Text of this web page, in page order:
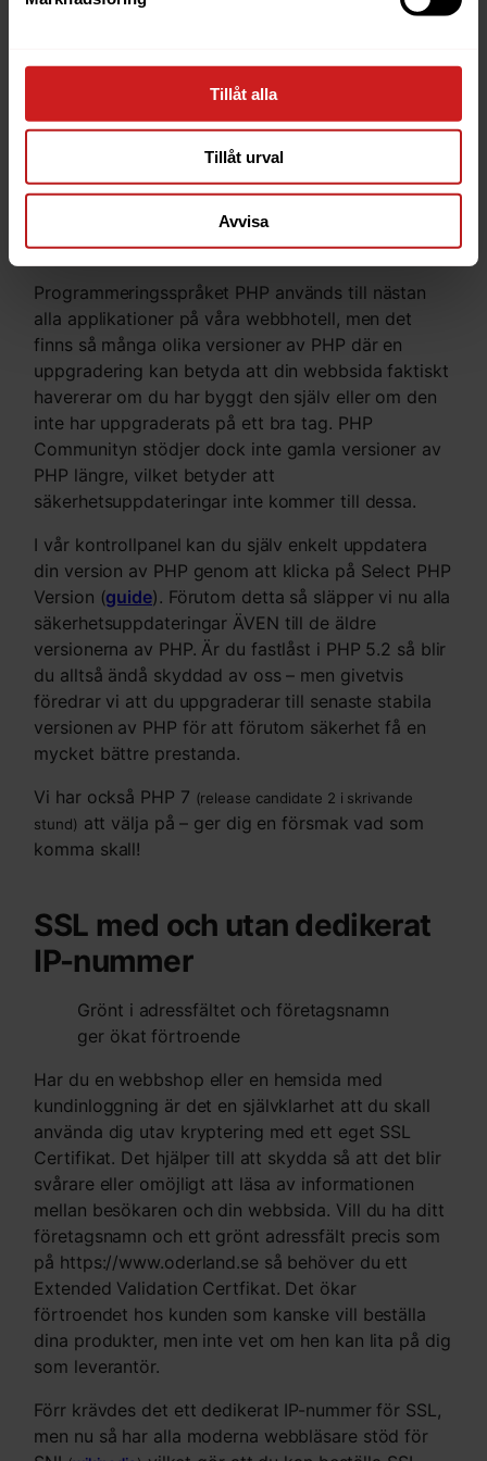
Tillåt alla
Tillåt urval
Avvisa
applikation. Det leder också till mindre support för
supportärenden!
Gamla PHP-versioner
skyddas av oss
End of Life? Men jag har ju
oscommerce…
Programmeringsspråket PHP används till nästan
alla applikationer på våra webbhotell, men det
finns så många olika versioner av PHP där en
uppgradering kan betyda att din webbsida faktiskt
havererar om du har byggt den själv eller om den
inte har uppgraderats på ett bra tag. PHP
Communityn stödjer dock inte gamla versioner av
PHP längre, vilket betyder att
säkerhetsuppdateringar inte kommer till dessa.
I vår kontrollpanel kan du själv enkelt uppdatera
din version av PHP genom att klicka på Select PHP
Version (guide). Förutom detta så släpper vi nu alla
säkerhetsuppdateringar ÄVEN till de äldre
versionerna av PHP. Är du fastlåst i PHP 5.2 så blir
du alltså ändå skyddad av oss – men givetvis
föredrar vi att du uppgraderar till senaste stabila
versionen av PHP för att förutom säkerhet få en
mycket bättre prestanda.
Vi har också PHP 7 (release candidate 2 i skrivande
stund) att välja på – ger dig en försmak vad som
komma skall!
SSL med och utan dedikerat
IP-nummer
Grönt i adressfältet och företagsnamn
ger ökat förtroende
Har du en webbshop eller en hemsida med
kundinloggning är det en självklarhet att du skall
använda dig utav kryptering med ett eget SSL
Certifikat. Det hjälper till att skydda så att det blir
svårare eller omöjligt att läsa av informationen
mellan besökaren och din webbsida. Vill du ha ditt
företagsnamn och ett grönt adressfält precis som
på https://www.oderland.se så behöver du ett
Extended Validation Certfikat. Det ökar
förtroendet hos kunden som kanske vill beställa
dina produkter, men inte vet om hen kan lita på dig
som leverantör.
Förr krävdes det ett dedikerat IP-nummer för SSL,
men nu så har alla moderna webbläsare stöd för